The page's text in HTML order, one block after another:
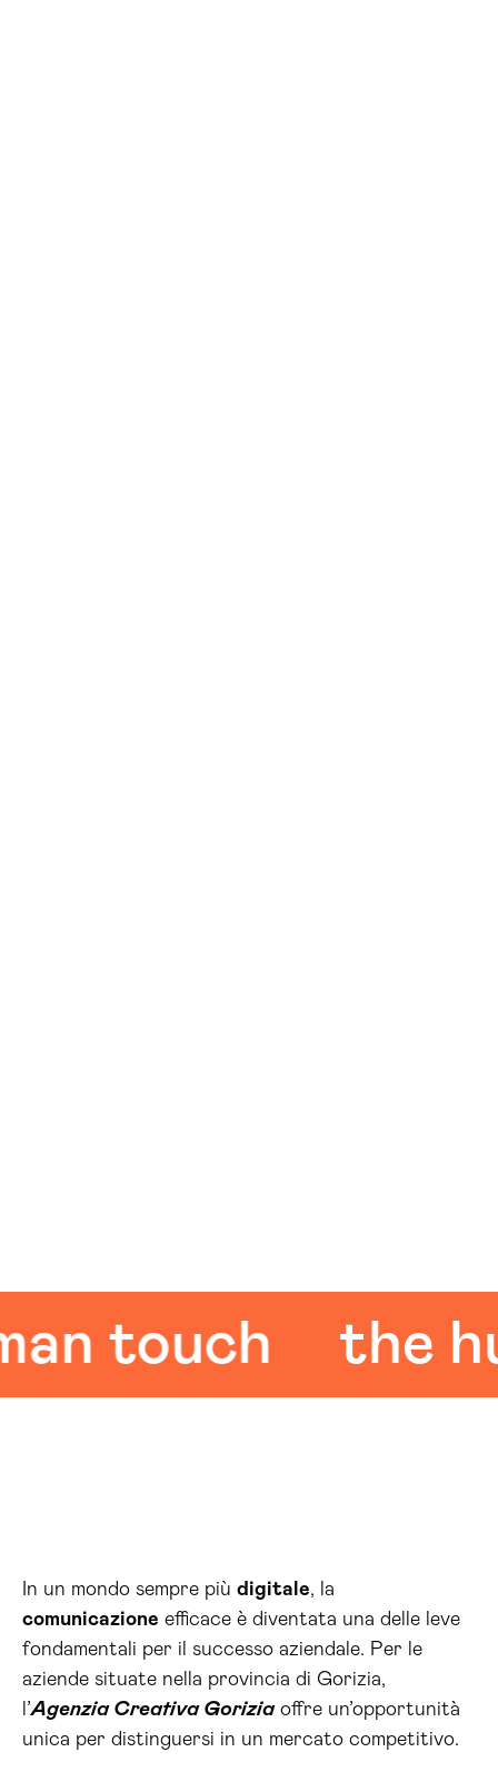
touch the
In un mondo sempre più digitale, la
comunicazione efficace è diventata una delle leve
fondamentali per il successo aziendale. Per le
aziende situate nella provincia di Gorizia,
l’Agenzia Creativa Goriziaoffre un’opportunità
unica per distinguersi in un mercato competitivo.